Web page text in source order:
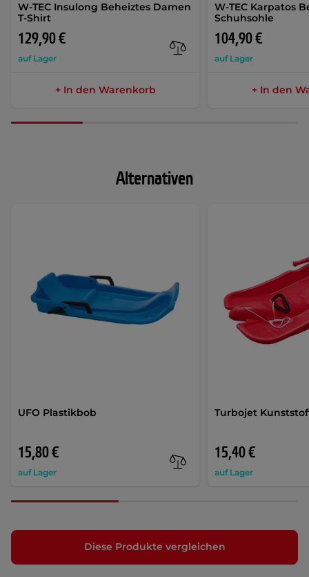
W-TEC Insulong Beheiztes Damen
T-Shirt
129,90 €
auf Lager
+ In den Warenkorb
W-TEC Karpatos
Schuhsohle
104,90 €
auf Lager
+ In den
Alternativen
UFO Plastikbob
15,80 €
auf Lager
Turbojet
15,40 €
auf Lager
Diese Produkte vergleichen